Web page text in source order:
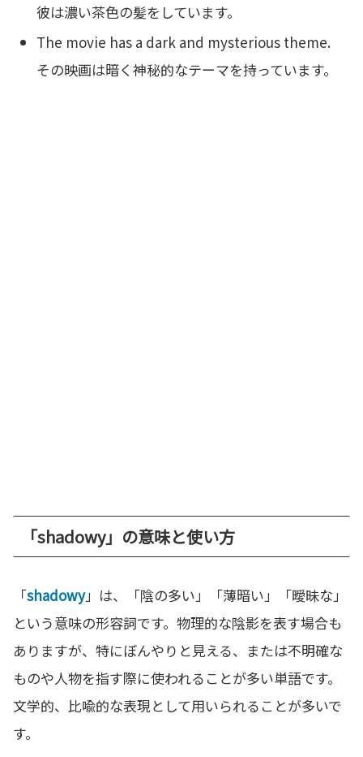
彼は濃い茶色の髪をしています。
The movie has a dark and mysterious theme.
その映画は暗く神秘的なテーマを持っています。
「shadowy」の意味と使い方
「shadowy」は、「陰の多い」「薄暗い」「曖昧な」
という意味の形容詞です。物理的な陰影を表す場合も
ありますが、特にぼんやりと見える、または不明確な
ものや人物を指す際に使われることが多い単語です。
文学的、比喩的な表現として用いられることが多いで
す。